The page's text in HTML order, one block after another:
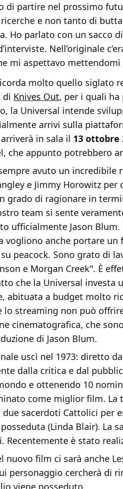
di partire nel prossimo
e non tanto di
Ho parlato con un sacco
Nell’originale
mi aspettavo mettendomi
molto quello siglato
di Knives Out, per i quali
la Universal intende
arrivi sulla
in sala il 13 ottobre
che appunto potrebbero
avuto un incredibile
e Jimmy Horowitz
grado di ragionare in
team si sente
ufficialmente Jason
vogliono anche portare
su peacock. Sono grato di
e Morgan Creek". È
che la Universal investa
abituata a budget molto
lo streaming non può
cinematografica, che
di Jason Blum.
uscì nel 1973: diretto
dalla critica e dal
e ottenendo 10
come miglior film. La
due sacerdoti Cattolici per
(Linda Blair). La
Recentemente è stato
nuovo film ci sarà anche
personaggio cercherà di